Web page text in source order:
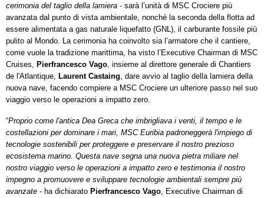
cerimonia del taglio della lamiera - sarà l’unità di MSC Crociere più
avanzata dal punto di vista ambientale, nonché la seconda della flotta ad
essere alimentata a gas naturale liquefatto (GNL), il carburante fossile più
pulito al Mondo. La cerimonia ha coinvolto sia l’armatore che il cantiere,
come vuole la tradizione marittima, ha visto l’Executive Chairman di MSC
Cruises, Pierfrancesco Vago, insieme al direttore generale di Chantiers
de l'Atlantique, Laurent Castaing, dare avvio al taglio della lamiera della
nuova nave, facendo compiere a MSC Crociere un ulteriore passo nel suo
viaggio verso le operazioni a impatto zero.
“Proprio come l'antica Dea Greca che imbrigliava i venti, il tempo e le
costellazioni per dominare i mari, MSC Euribia padroneggerà l'impiego di
tecnologie sostenibili per proteggere e preservare il nostro prezioso
ecosistema marino. Questa nave segna una nuova pietra miliare nel
nostro viaggio verso le operazioni a impatto zero e testimonia il nostro
impegno a promuovere e sviluppare tecnologie ambientali sempre più
avanzate - ha dichiarato Pierfrancesco Vago, Executive Chairman di